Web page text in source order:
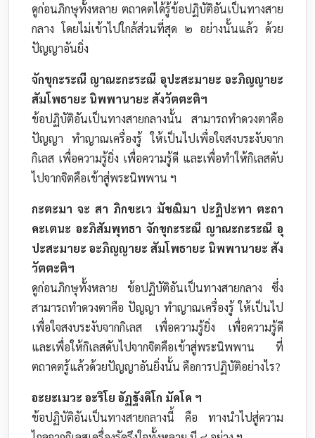
ดูก่อนภิกษุทั้งหลาย ตถาคตได้รู้ข้อปฏิบัติอันเป็นทางสาย
กลาง โดยไม่เข้าไปใกล้ส่วนที่สุด ๒ อย่างนั้นแล้ว ด้วย
ปัญญาอันยิ่ง
จักขุกะระณี ญาณะกะระณี อุปะสะมายะ อะภิญญายะ
สัมโพธายะ นิพพานายะ สังวัตตะติฯ
ข้อปฏิบัติอันเป็นทางสายกลางนั้น สามารถทำดวงตาคือ
ปัญญา ทำญาณเครื่องรู้ ให้เป็นไปเพื่อใจสงบระงับจาก
กิเลส เพื่อความรู้ยิ่ง เพื่อความรู้ดี และเพื่อทำให้กิเลสดับ
ไปจากจิตคือเข้าสู่พระนิพพาน ฯ
กะตะมา จะ สา ภิกขะเว มัชฌิมา ปะฏิปะทา ตะถา
คะเตนะ อะภิสัมพุทธา จักขุกะระณี ญาณะกะระณี อุ
ปะสะมายะ อะภิญญายะ สัมโพธายะ นิพพานายะ สัง
วัตตะติฯ
ดูก่อนภิกษุทั้งหลาย ข้อปฏิบัติอันเป็นทางสายกลาง ซึ่ง
สามารถทำดวงตาคือ ปัญญา ทำญาณเครื่องรู้ ให้เป็นไป
เพื่อใจสงบระงับจากกิเลส เพื่อความรู้ยิ่ง เพื่อความรู้ดี
และเพื่อให้กิเลสดับไปจากจิตคือเข้าสู่พระนิพพาน ที่
ตถาคตรู้แล้วด้วยปัญญาอันยิ่งนั้น คือการปฏิบัติอย่างไร?
อะยะเมวะ อะริโย อัฏฐังคิโก มัคโค ฯ
ข้อปฏิบัติอันเป็นทางสายกลางนี้ คือ ทางนำไปสู่ความ